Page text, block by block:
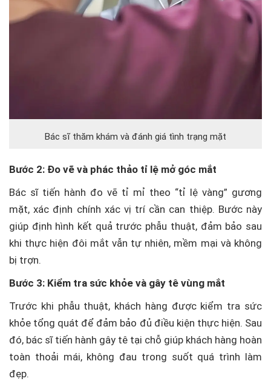
Bác sĩ thăm khám và đánh giá tình trạng mặt
Bước 2: Đo vẽ và phác thảo tỉ lệ mở góc mắt
Bác sĩ tiến hành đo vẽ tỉ mỉ theo “tỉ lệ vàng” gương
mặt, xác định chính xác vị trí cần can thiệp. Bước này
giúp định hình kết quả trước phẫu thuật, đảm bảo sau
khi thực hiện đôi mắt vẫn tự nhiên, mềm mại và không
bị trợn.
Bước 3: Kiểm tra sức khỏe và gây tê vùng mắt
Trước khi phẫu thuật, khách hàng được kiểm tra sức
khỏe tổng quát để đảm bảo đủ điều kiện thực hiện. Sau
đó, bác sĩ tiến hành gây tê tại chỗ giúp khách hàng hoàn
toàn thoải mái, không đau trong suốt quá trình làm
đẹp.